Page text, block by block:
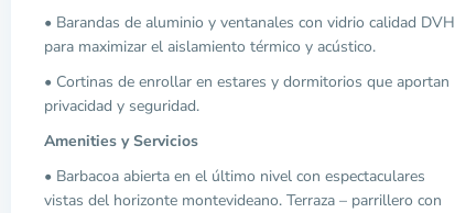
• Barandas de aluminio y ventanales con vidrio calidad DVH
para maximizar el aislamiento térmico y acústico.
• Cortinas de enrollar en estares y dormitorios que aportan
privacidad y seguridad.
Amenities y Servicios
• Barbacoa abierta en el último nivel con espectaculares
vistas del horizonte montevideano. Terraza – parrillero con